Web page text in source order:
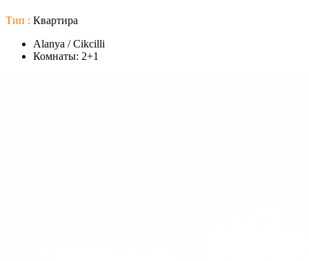
Тип : Квартира
Alanya / Cikcilli
Комнаты: 2+1